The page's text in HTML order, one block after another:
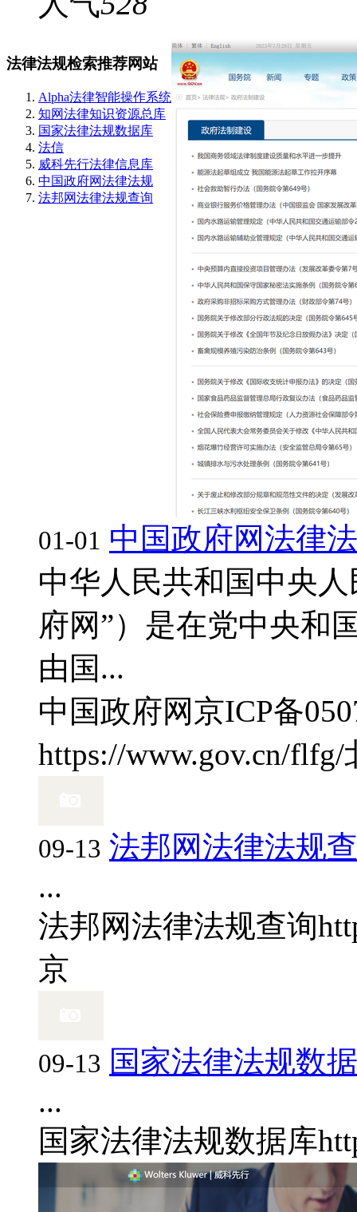
法律法规检索推荐网站
Alpha法律智能操作系统
知网法律知识资源总库
国家法律法规数据库
法信
威科先行法律信息库
中国政府网法律法规
法邦网法律法规查询
01-01 中国政府网法律
中华人民共和国中央
府网”）是在党中央和
由国...
中国政府网京ICP备
https://www.gov.cn/flfg/
09-13 法邦网法律法规
...
法邦网法律法规查询
京
09-13 国家法律法规数
...
国家法律法规数据库